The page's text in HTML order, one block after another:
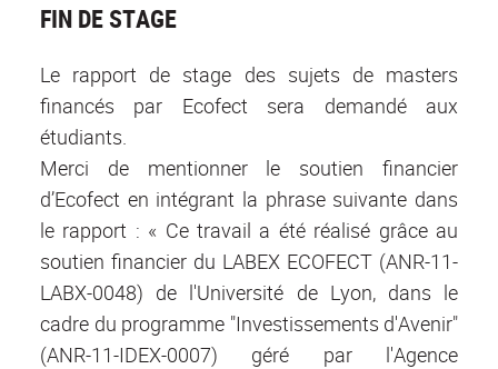
FIN DE STAGE
Le rapport de stage des sujets de masters
financés par Ecofect sera demandé aux
étudiants.
Merci de mentionner le soutien financier
d’Ecofect en intégrant la phrase suivante dans
le rapport : « Ce travail a été réalisé grâce au
soutien financier du LABEX ECOFECT (ANR-11-
LABX-0048) de l'Université de Lyon, dans le
cadre du programme "Investissements d'Avenir"
(ANR-11-IDEX-0007) géré par l'Agence